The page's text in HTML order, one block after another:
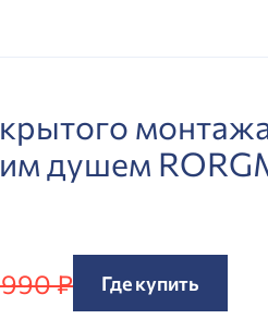
душем
₽ Где купить